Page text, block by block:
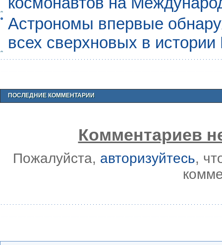
Астрономы впервые
всех сверхновых в
ПОСЛЕДНИЕ КОММЕНТАРИИ
Комментариев
Пожалуйста, авторизуйтесь,